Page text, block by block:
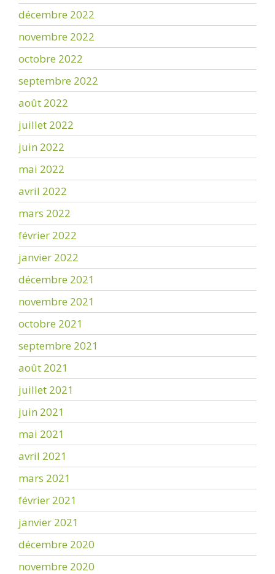
décembre 2022
novembre 2022
octobre 2022
septembre 2022
août 2022
juillet 2022
juin 2022
mai 2022
avril 2022
mars 2022
février 2022
janvier 2022
décembre 2021
novembre 2021
octobre 2021
septembre 2021
août 2021
juillet 2021
juin 2021
mai 2021
avril 2021
mars 2021
février 2021
janvier 2021
décembre 2020
novembre 2020